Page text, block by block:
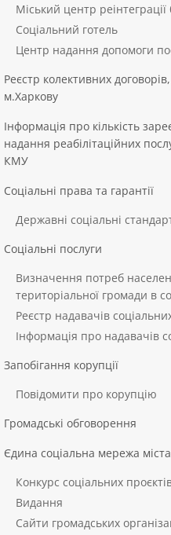
Міський центр
Соціальний готель
Центр надання допомоги
Реєстр колективних
м.Харкову
Інформація про кількість
надання реабілітаційних
КМУ
Соціальні права та гарантії
Державні соціальні
Соціальні послуги
Визначення потреб
територіальної громади в
Реєстр надавачів
Інформація про надавачів
Запобігання корупції
Повідомити про корупцію
Громадські обговорення
Єдина соціальна мережа
Конкурс соціальних
Видання
Сайти громадських